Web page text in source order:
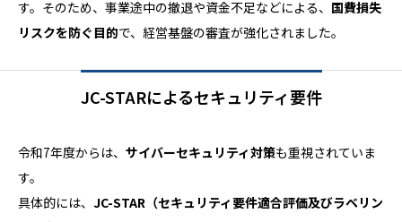
す。そのため、事業途中の撤退や資金不足などによる、 国費損失
リスクを防ぐ目的で、経営基盤の審査が強化されました。
JC-STARによるセキュリティ要件
令和7年度からは、 サイバーセキュリティ対策も重視されていま
す。
具体的には、 JC-STAR（セキュリティ要件適合評価及びラベリン